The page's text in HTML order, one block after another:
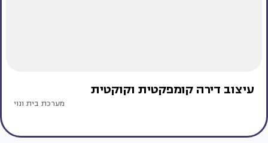
עיצוב דירה קומפקטית וקוקטית
מערכת בית ונוי